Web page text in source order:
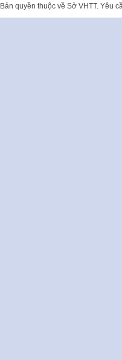
Bản quyền thuộc về Sở VHTT. Yêu